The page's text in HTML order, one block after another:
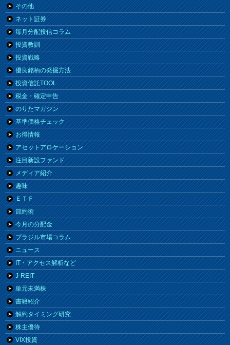
その他
ネット証券
毎月分配投信コラム
投資教訓
投資戦略
優良銘柄の発掘方法
投資信託TOOL
税金・確定申告
のりたマガジン
基準価格チェック
お得情報
アセットアロケーション
注目新設ファンド
メディア紹介
趣味
ＥＴＦ
節約術
今月の分配金
ブラジル市場コラム
ニュース
IT・アクセス解析など
J-REIT
単元未満株
書籍紹介
解約タイミング研究
株主優待
VIX投資